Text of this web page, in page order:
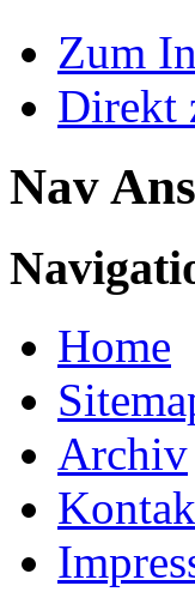
Zum
Direkt
Nav
Home
Archiv